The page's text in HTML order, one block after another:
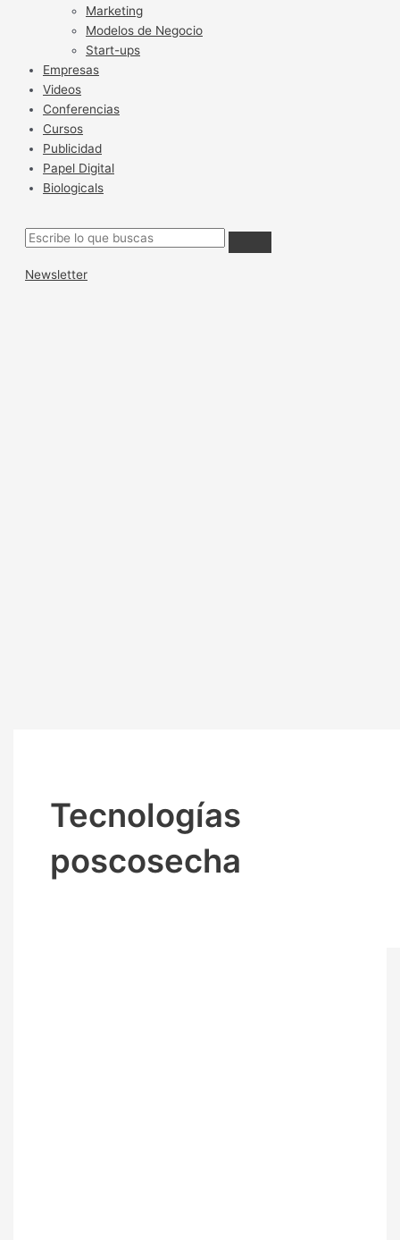
Marketing
Modelos de Negocio
Start-ups
Empresas
Videos
Conferencias
Cursos
Publicidad
Papel Digital
Biologicals
Newsletter
Tecnologías
poscosecha